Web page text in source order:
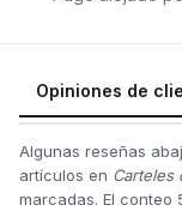
Opiniones de
Algunas reseñas
artículos en Carteles
marcadas. El conteo